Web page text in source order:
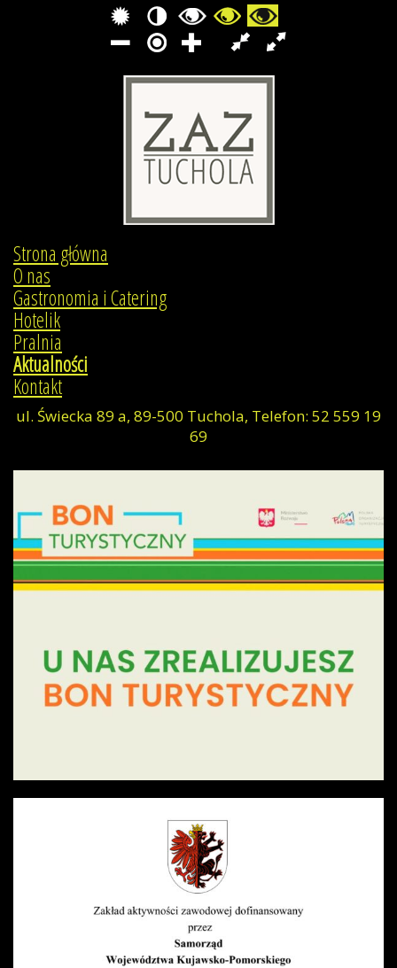
Strona główna
O nas
Gastronomia i Catering
Hotelik
Pralnia
Aktualności
Kontakt
ul. Świecka 89 a, 89-500 Tuchola, Telefon: 52 559 19
69